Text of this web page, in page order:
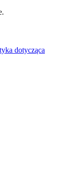
dotycząca